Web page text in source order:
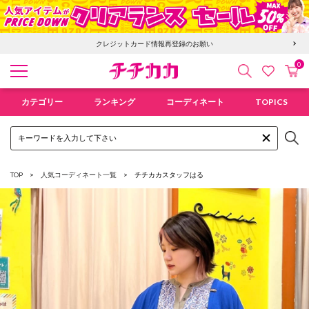
クレジットカード情報再登録のお願い
検索 お気にカ
0
カテゴリー ランキング コーディネート TOPICS
TOP 人気コーディネート一覧 チチカカスタッフはる